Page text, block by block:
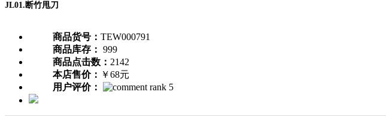
JL01.断竹甩刀
商品货号： TEW000791
商品库存： 999
商品点击数： 2142
本店售价： ￥68元
用户评价：